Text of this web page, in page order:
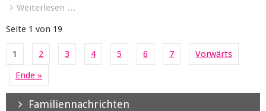
Weiterlesen …
Seite 1 von 19
1 2 3 4 5 6 7
Vorwärts
Ende »
Familiennachrichten